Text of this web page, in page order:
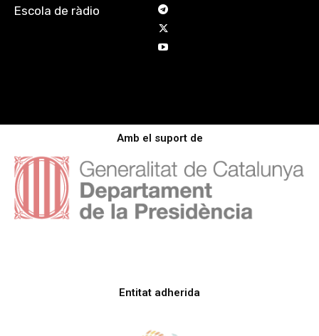
Escola de ràdio
Amb el suport de
Entitat adherida